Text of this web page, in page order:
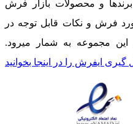
برندها و محصولات بازار فرش
فرش و نکات قابل توجه در
این مجموعه به شمار میرود.
ایفرش را در اینجا بخوانید